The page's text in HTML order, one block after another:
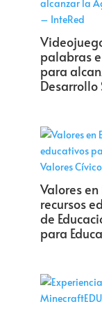
palabras
para
Desarrollo
Valores en
recursos
de
para